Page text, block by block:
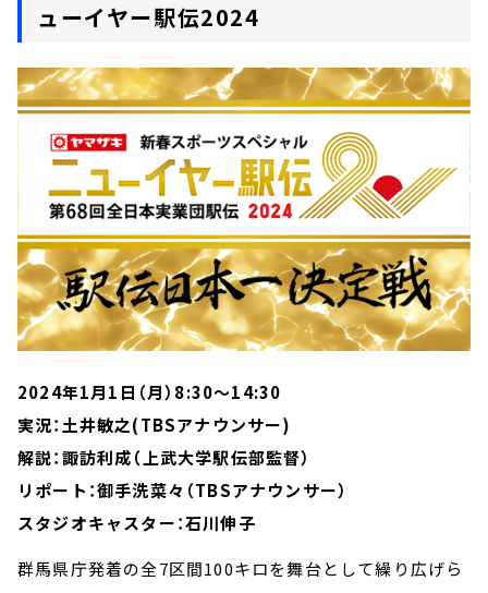
ューイヤー駅伝2024
2024年1月1日（月）8:30～14:30
実況：土井敏之(TBSアナウンサー)
解説：諏訪利成（上武大学駅伝部監督）
リポート：御手洗菜々（TBSアナウンサー）
スタジオキャスター：石川伸子
群馬県庁発着の全7区間100キロを舞台として繰り広げら